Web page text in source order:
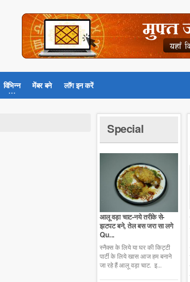
विभिन्न मेंबर बने लॉग इन करें
Special
आलू वड़ा चाट-नये तरीके से-
झटपट बने, तेल बस जरा सा लगे
Qu...
स्नैक्स के लिये या घर की किट्टी
पार्टी के लिये खास आज हम बनाने
जा रहे हैं आलू वड़ा चाट. इ...